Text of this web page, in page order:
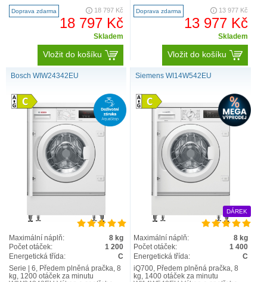
se sušičkou AEG 8000 PowerCare
využívá te..
Doprava zdarma 18 797 Kč
18 797 Kč
Skladem
Vložit do košíku
pračce PerfectCare 700 můžete
mí..
Doprava zdarma 13 977 Kč
13 977 Kč
Skladem
Vložit do košíku
Bosch WIW24342EU
Maximální náplň:
8 kg
Počet otáček:
1 200
Energetická třída:
C
Serie | 6, Předem plněná pračka, 8
kg, 1200 otáček za minutu
Siemens WI14W542EU
DÁREK
Maximální náplň:
8 kg
Počet otáček:
1 400
Energetická třída:
C
iQ700, Předem plněná pračka, 8
kg, 1400 otáček za minutu